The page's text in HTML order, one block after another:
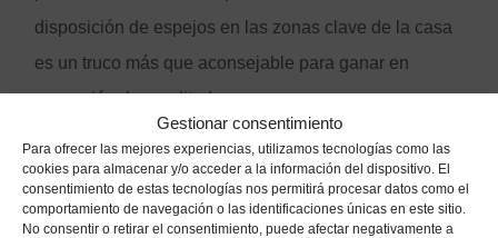
Gestionar consentimiento
Para ofrecer las mejores experiencias, utilizamos tecnologías como las
cookies para almacenar y/o acceder a la información del dispositivo. El
consentimiento de estas tecnologías nos permitirá procesar datos como el
comportamiento de navegación o las identificaciones únicas en este sitio.
No consentir o retirar el consentimiento, puede afectar negativamente a
disposición de espejos en las zonas clave de la casa
es un truco más que aconsejable para ganar en
sensación de amplitud.
Ventanas grandes